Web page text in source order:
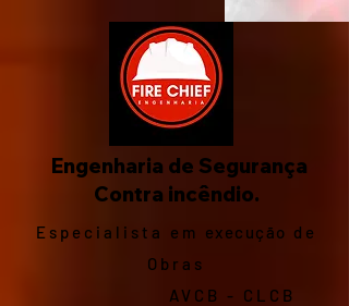
Engenharia de Segurança
Contra incêndio.
Especialista em execução de
Obras
AVCB - CLCB